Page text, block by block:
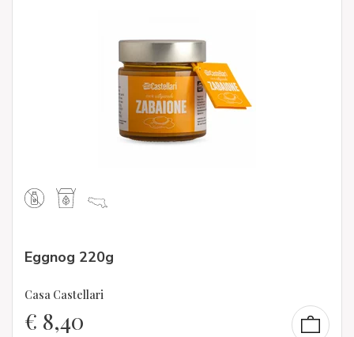
Eggnog 220g
Casa Castellari
€ 8,40